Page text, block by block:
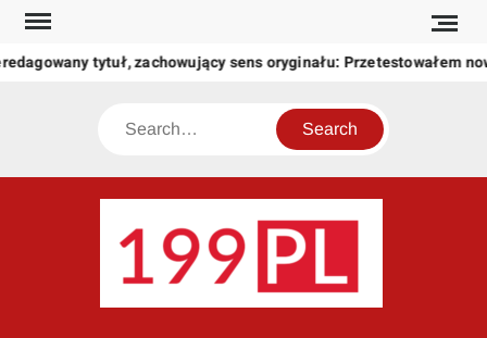
Skip
content
tytuł, zachowujący sens oryginału: Przetestowałem
Search